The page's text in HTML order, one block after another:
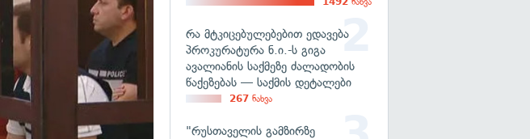
რა მტკიცებულებებით ედავება
პროკურატურა ნ.ი.-ს გიგა
ავალიანის საქმეზე ძალადობის
წაქეზებას — საქმის დეტალები
267 ნახვა
"რუსთაველის გამზირზე